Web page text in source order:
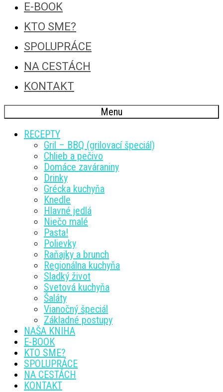
E-BOOK
KTO SME?
SPOLUPRÁCE
NA CESTÁCH
KONTAKT
Menu
RECEPTY
Gril – BBQ (grilovací špeciál)
Chlieb a pečivo
Domáce zaváraniny
Drinky
Grécka kuchyňa
Knedle
Hlavné jedlá
Niečo malé
Pasta!
Polievky
Raňajky a brunch
Regionálna kuchyňa
Sladký život
Svetová kuchyňa
Šaláty
Vianočný špeciál
Základné postupy
NAŠA KNIHA
E-BOOK
KTO SME?
SPOLUPRÁCE
NA CESTÁCH
KONTAKT